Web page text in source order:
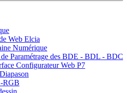
Web Elcia
Numérique
de Paramétrage des BDE - BDL - BDC
Configurateur Web P7
RGB